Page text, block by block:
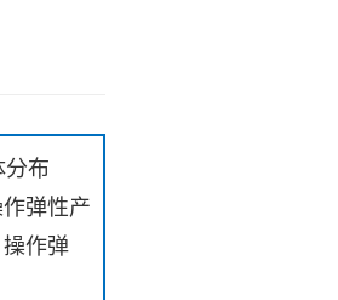
分布
弹性产
作弹